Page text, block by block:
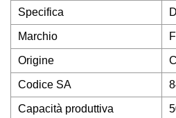
Specifica
Marchio
Origine
Codice SA
Capacità produttiva